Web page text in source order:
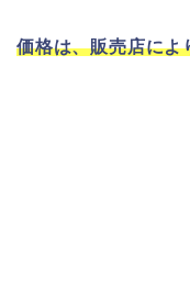
価格は、販売店によ